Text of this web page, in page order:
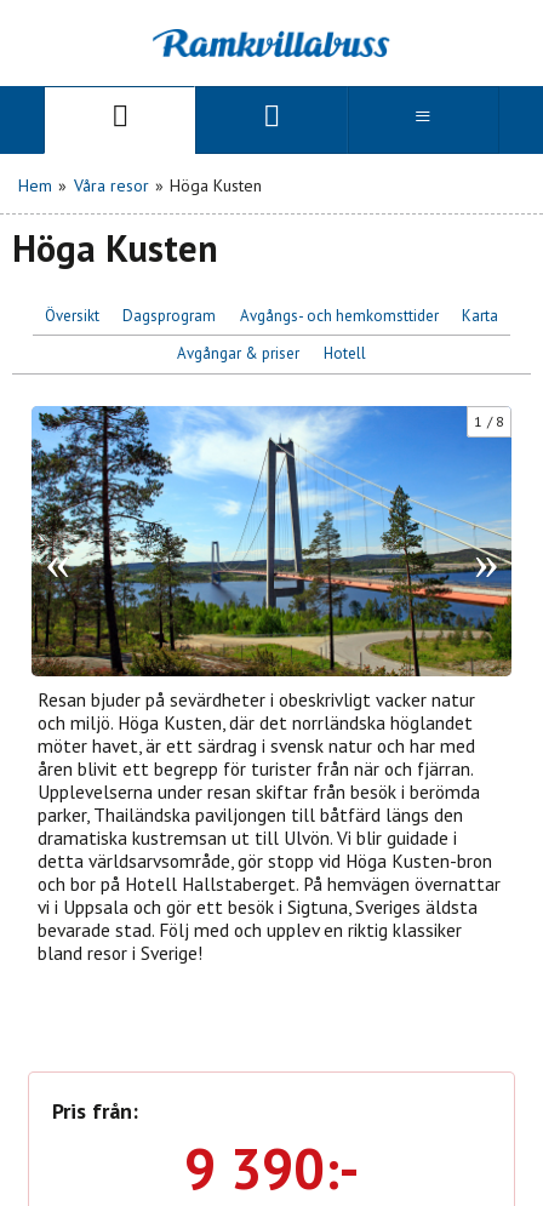
Hem » Våra resor » Höga Kusten
Höga Kusten
Översikt Dagsprogram Avgångs- och hemkomsttider
Karta
Avgångar & priser
Hotell
1 8
Resan bjuder på sevärdheter i obeskrivligt vacker natur
och miljö. Höga Kusten, där det norrländska höglandet
möter havet, är ett särdrag i svensk natur och har med
åren blivit ett begrepp för turister från när och fjärran.
Upplevelserna under resan skiftar från besök i berömda
parker, Thailändska paviljongen till båtfärd längs den
dramatiska kustremsan ut till Ulvön. Vi blir guidade i
detta världsarvsområde, gör stopp vid Höga Kusten-bron
och bor på Hotell Hallstaberget. På hemvägen övernattar
vi i Uppsala och gör ett besök i Sigtuna, Sveriges äldsta
bevarade stad. Följ med och upplev en riktig klassiker
bland resor i Sverige!
Pris från:
9 390:-